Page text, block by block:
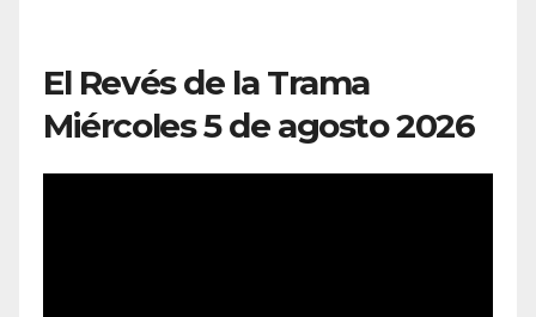
El Revés de la Trama
Miércoles 5 de agosto 2026